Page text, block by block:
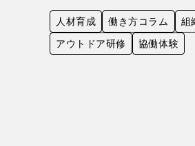
人材育成 働き方コラム
組
アウトドア研修
協働体験